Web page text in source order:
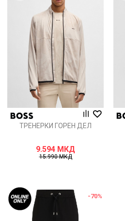
ТРЕНЕРКИ ГОРЕН ДЕЛ
9.594 МКД
15.990МКД
-70%